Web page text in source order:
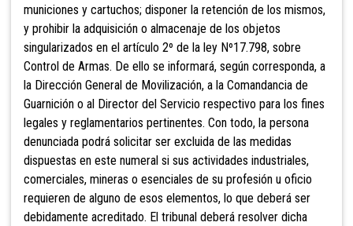
municiones y cartuchos; disponer la retención de los mismos,
y prohibir la adquisición o almacenaje de los objetos
singularizados en el artículo 2º de la ley Nº17.798, sobre
Control de Armas. De ello se informará, según corresponda, a
la Dirección General de Movilización, a la Comandancia de
Guarnición o al Director del Servicio respectivo para los fines
legales y reglamentarios pertinentes. Con todo, la persona
denunciada podrá solicitar ser excluida de las medidas
dispuestas en este numeral si sus actividades industriales,
comerciales, mineras o esenciales de su profesión u oficio
requieren de alguno de esos elementos, lo que deberá ser
debidamente acreditado. El tribunal deberá resolver dicha